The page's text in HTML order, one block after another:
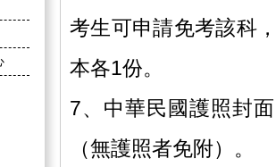
考生可申請免考該科
本各1份。
7、中華民國護照封
（無護照者免附）。